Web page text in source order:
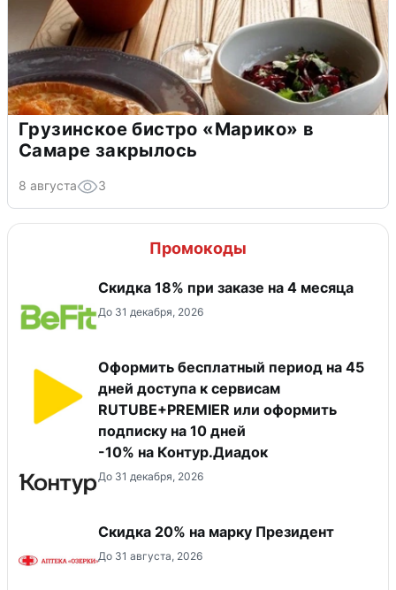
Грузинское бистро «Марико» в
Самаре закрылось
8 августа 3
Промокоды
Скидка 18% при заказе на 4 месяца
До 31 декабря, 2026
Оформить бесплатный период на 45
дней доступа к сервисам
RUTUBE+PREMIER или оформить
подписку на 10 дней
-10% на Контур.Диадок
До 31 декабря, 2026
Скидка 20% на марку Президент
До 31 августа, 2026